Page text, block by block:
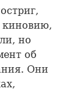
киновию,
но
об
Они